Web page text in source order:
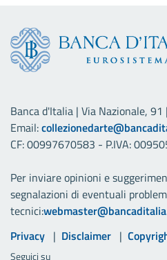
Banca d'Italia | Via Nazionale,
Email:
CF: 00997670583 - P.IVA:
Per inviare opinioni e
segnalazioni di eventuali
tecnici:
Link utili
Privacy Disclaimer
Seguici su